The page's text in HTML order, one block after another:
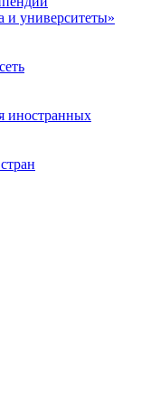
и университеты»
иностранных